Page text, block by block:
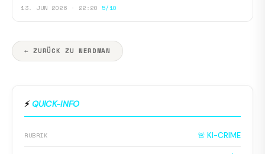
13. JUN 2026 · 22:20 5/10
← ZURÜCK ZU NERDMAN
⚡ QUICK-INFO
RUBRIK 🚨 KI-CRIME